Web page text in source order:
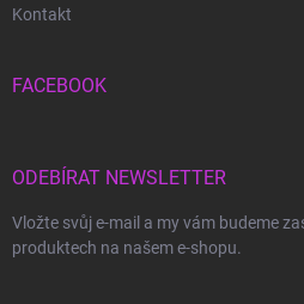
Kontakt
FACEBOOK
ODEBÍRAT NEWSLETTER
Vložte svůj e-mail a my vám budeme
produktech na našem e-shopu.